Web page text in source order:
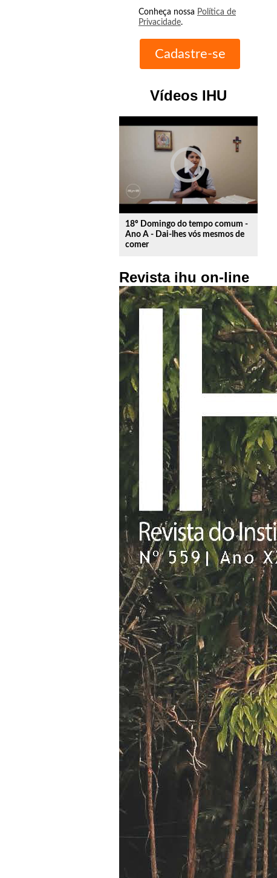
Conheça nossa Política de
Privacidade.
Vídeos IHU
play_circle_outline
18º Domingo do tempo comum -
Ano A - Dai-lhes vós mesmos de
comer
Revista ihu on-line